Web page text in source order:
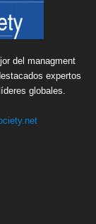
del managment
expertos
globales.